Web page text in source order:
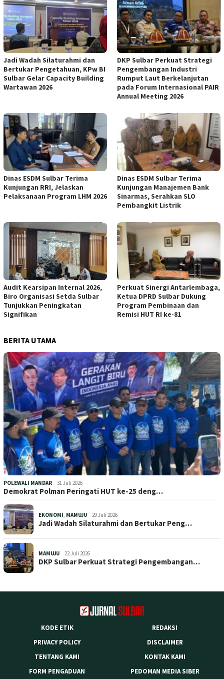
Jadi Wadah Silaturahmi dan
Bertukar Pengetahuan, KPw BI
Sulbar Gelar Capacity Building
Wartawan 2026
DKP Sulbar Perkuat Strategi
Pengembangan Industri
Rumput Laut Berkelanjutan
pada Forum Internasional PAIR
Annual Meeting 2026
Dinas ESDM Sulbar Terima
Kunjungan RRI, Jelaskan
Pelaksanaan Program LHM 2026
Dinas ESDM Sulbar Terima
Kunjungan Manajemen Bank
Sinarmas, Serahkan SLO
Pembangkit Listrik
Audit Kearsipan Internal 2026,
Biro Organisasi Setda Sulbar
Tunjukkan Peningkatan
Signifikan
Perkuat Sinergi Antarlembaga,
Ketua DPRD Sulbar Dukung
Program Pembinaan dan
Remisi HUT RI ke-81
BERITA UTAMA
POLEWALI MANDAR 31 Juli 2026
Demokrat Polman Peringati HUT ke-25 deng…
EKONOMI, MAMUJU 29 Juli 2026
Jadi Wadah Silaturahmi dan Bertukar Peng…
MAMUJU 22 Juli 2026
DKP Sulbar Perkuat Strategi Pengembangan…
KODE ETIK
REDAKSI
PRIVACY POLICY
DISCLAIMER
TENTANG KAMI
KONTAK KAMI
FORM PENGADUAN
PEDOMAN MEDIA SIBER